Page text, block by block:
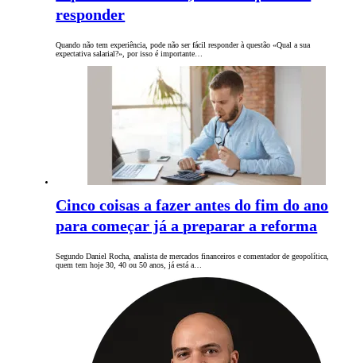
responder
Quando não tem experiência, pode não ser fácil responder à questão «Qual a sua
expectativa salarial?», por isso é importante…
Cinco coisas a fazer antes do fim do ano
para começar já a preparar a reforma
Segundo Daniel Rocha, analista de mercados financeiros e comentador de geopolítica,
quem tem hoje 30, 40 ou 50 anos, já está a…